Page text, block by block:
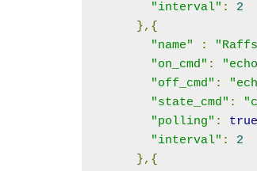
"interval" :
2
},{
"name"
:
"on_cmd" :
"off_cmd" :
"state_cmd" :
"polling" : true
"interval" :
2
},{